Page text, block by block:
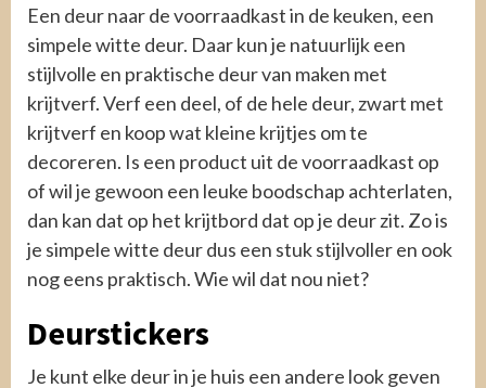
Een deur naar de voorraadkast in de keuken, een
simpele witte deur. Daar kun je natuurlijk een
stijlvolle en praktische deur van maken met
krijtverf. Verf een deel, of de hele deur, zwart met
krijtverf en koop wat kleine krijtjes om te
decoreren. Is een product uit de voorraadkast op
of wil je gewoon een leuke boodschap achterlaten,
dan kan dat op het krijtbord dat op je deur zit. Zo is
je simpele witte deur dus een stuk stijlvoller en ook
nog eens praktisch. Wie wil dat nou niet?
Deurstickers
Je kunt elke deur in je huis een andere look geven